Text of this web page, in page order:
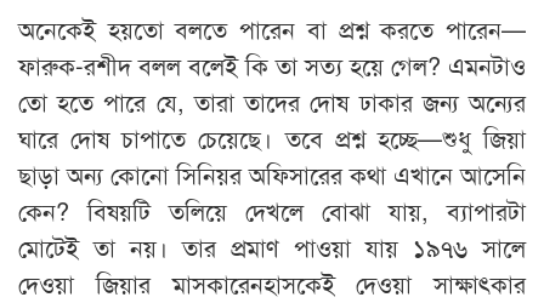
অনেকেই হয়তো বলতে পারেন বা প্রশ্ন করতে পারেন—
ফারুক-রশীদ বলল বলেই কি তা সত্য হয়ে গেল? এমনটাও
তো হতে পারে যে, তারা তাদের দোষ ঢাকার জন্য অন্যের
ঘারে দোষ চাপাতে চেয়েছে। তবে প্রশ্ন হচ্ছে—শুধু জিয়া
ছাড়া অন্য কোনো সিনিয়র অফিসারের কথা এখানে আসেনি
কেন? বিষয়টি তলিয়ে দেখলে বোঝা যায়, ব্যাপারটা
মোটেই তা নয়। তার প্রমাণ পাওয়া যায় ১৯৭৬ সালে
দেওয়া জিয়ার মাসকারেনহাসকেই দেওয়া সাক্ষাৎকার